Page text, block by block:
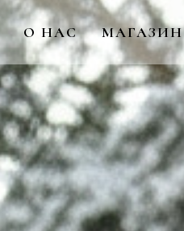
О НАС МАГАЗИН